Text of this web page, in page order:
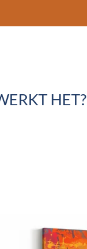
HET?